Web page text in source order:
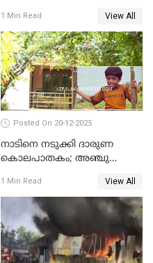
മുഖ്യാതിഥിയായി
മോഹൻലാൽ
1 Min Read View All
Posted On 20-12-2025
നാടിനെ നടുക്കി ദാരുണ
കൊലപാതകം; അഞ്ചു
കഴുത്തുഞെരിച്ച് കൊന്നു
1 Min Read View All